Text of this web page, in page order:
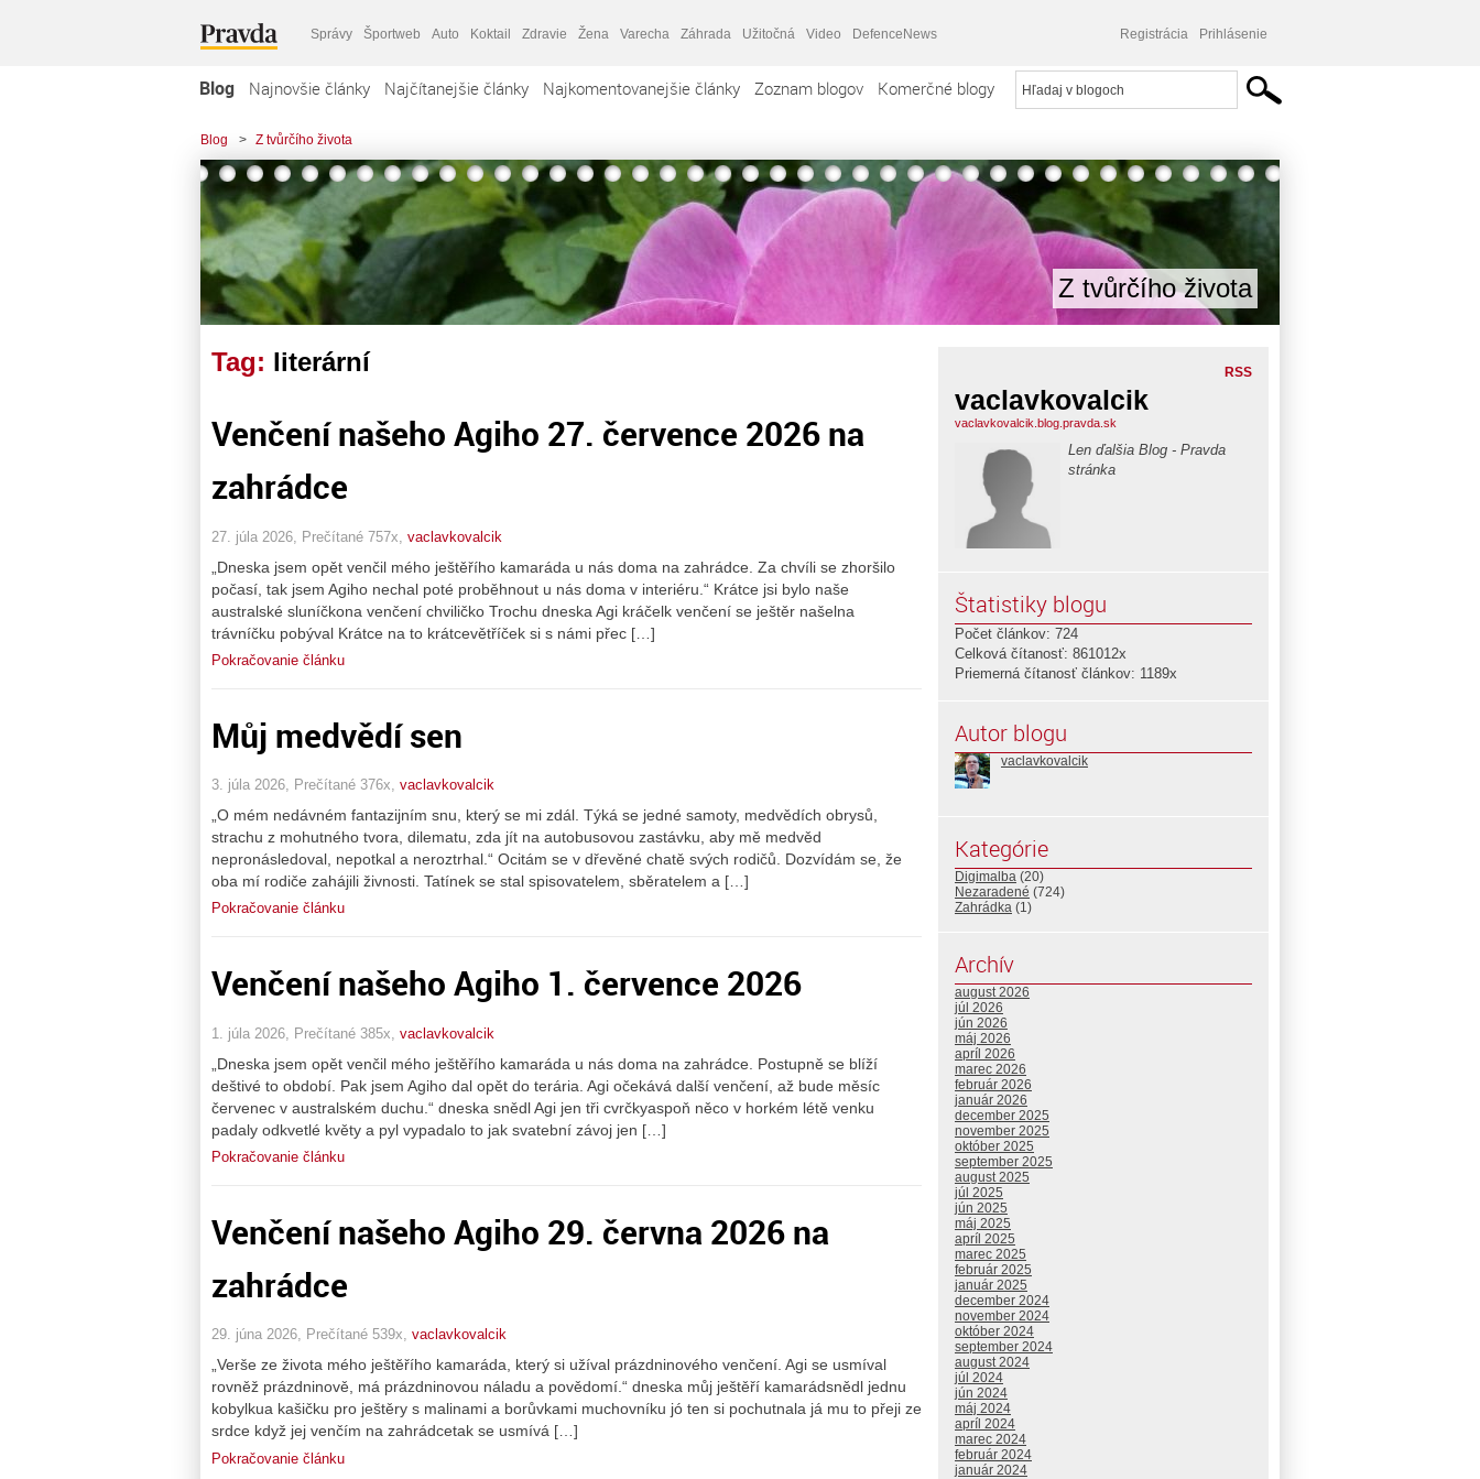
Správy Športweb Auto Koktail Zdravie Žena Varecha Záhrada Užitočná Video DefenceNews Registrácia Prihlásenie
Blog Najnovšie články Najčítanejšie články Najkomentovanejšie články Zoznam blogov Komerčné blogy
Blog > Z tvůrčího života
Z tvůrčího života
Tag: literární
Venčení našeho Agiho 27. července 2026 na
zahrádce
27. júla 2026, Prečítané 757x, vaclavkovalcik
„Dneska jsem opět venčil mého ještěřího kamaráda u nás doma na zahrádce. Za chvíli se zhoršilo
počasí, tak jsem Agiho nechal poté proběhnout u nás doma v interiéru.“ Krátce jsi bylo naše
australské sluníčkona venčení chviličko Trochu dneska Agi kráčelk venčení se ještěr našelna
trávníčku pobýval Krátce na to krátcevětříček si s námi přec […]
Pokračovanie článku
Můj medvědí sen
3. júla 2026, Prečítané 376x, vaclavkovalcik
„O mém nedávném fantazijním snu, který se mi zdál. Týká se jedné samoty, medvědích obrysů,
strachu z mohutného tvora, dilematu, zda jít na autobusovou zastávku, aby mě medvěd
nepronásledoval, nepotkal a neroztrhal.“ Ocitám se v dřevěné chatě svých rodičů. Dozvídám se, že
oba mí rodiče zahájili živnosti. Tatínek se stal spisovatelem, sběratelem a […]
Pokračovanie článku
Venčení našeho Agiho 1. července 2026
1. júla 2026, Prečítané 385x, vaclavkovalcik
„Dneska jsem opět venčil mého ještěřího kamaráda u nás doma na zahrádce. Postupně se blíží
deštivé to období. Pak jsem Agiho dal opět do terária. Agi očekává další venčení, až bude měsíc
červenec v australském duchu.“ dneska snědl Agi jen tři cvrčkyaspoň něco v horkém létě venku
padaly odkvetlé květy a pyl vypadalo to jak svatební závoj jen […]
Pokračovanie článku
Venčení našeho Agiho 29. června 2026 na
zahrádce
29. júna 2026, Prečítané 539x, vaclavkovalcik
„Verše ze života mého ještěřího kamaráda, který si užíval prázdninového venčení. Agi se usmíval
rovněž prázdninově, má prázdninovou náladu a povědomí.“ dneska můj ještěří kamarádsnědl jednu
kobylkua kašičku pro ještěry s malinami a borůvkami muchovníku jó ten si pochutnala já mu to přeji ze
srdce když jej venčím na zahrádcetak se usmívá […]
Pokračovanie článku
RSS
vaclavkovalcik
vaclavkovalcik.blog.pravda.sk
Len ďalšia Blog - Pravda
stránka
Štatistiky blogu
Počet článkov: 724
Celková čítanosť: 861012x
Priemerná čítanosť článkov: 1189x
Autor blogu
vaclavkovalcik
Kategórie
Digimalba (20)
Nezaradené (724)
Zahrádka (1)
Archív
august 2026
júl 2026
jún 2026
máj 2026
apríl 2026
marec 2026
február 2026
január 2026
december 2025
november 2025
október 2025
september 2025
august 2025
júl 2025
jún 2025
máj 2025
apríl 2025
marec 2025
február 2025
január 2025
december 2024
november 2024
október 2024
september 2024
august 2024
júl 2024
jún 2024
máj 2024
apríl 2024
marec 2024
február 2024
január 2024